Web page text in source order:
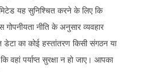
यह सुनिश्चित करने के लिए कि
नीति के अनुसार व्यवहार
का कोई हस्तांतरण किसी संगठन या
पर्याप्त सुरक्षा न हो जाए। आपका